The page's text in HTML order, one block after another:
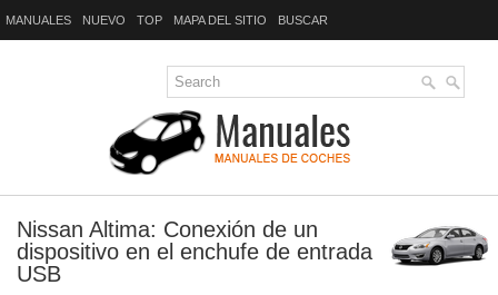
MANUALES NUEVO TOP MAPA DEL SITIO BUSCAR
Nissan Altima: Conexión de un
dispositivo en el enchufe de entrada
USB